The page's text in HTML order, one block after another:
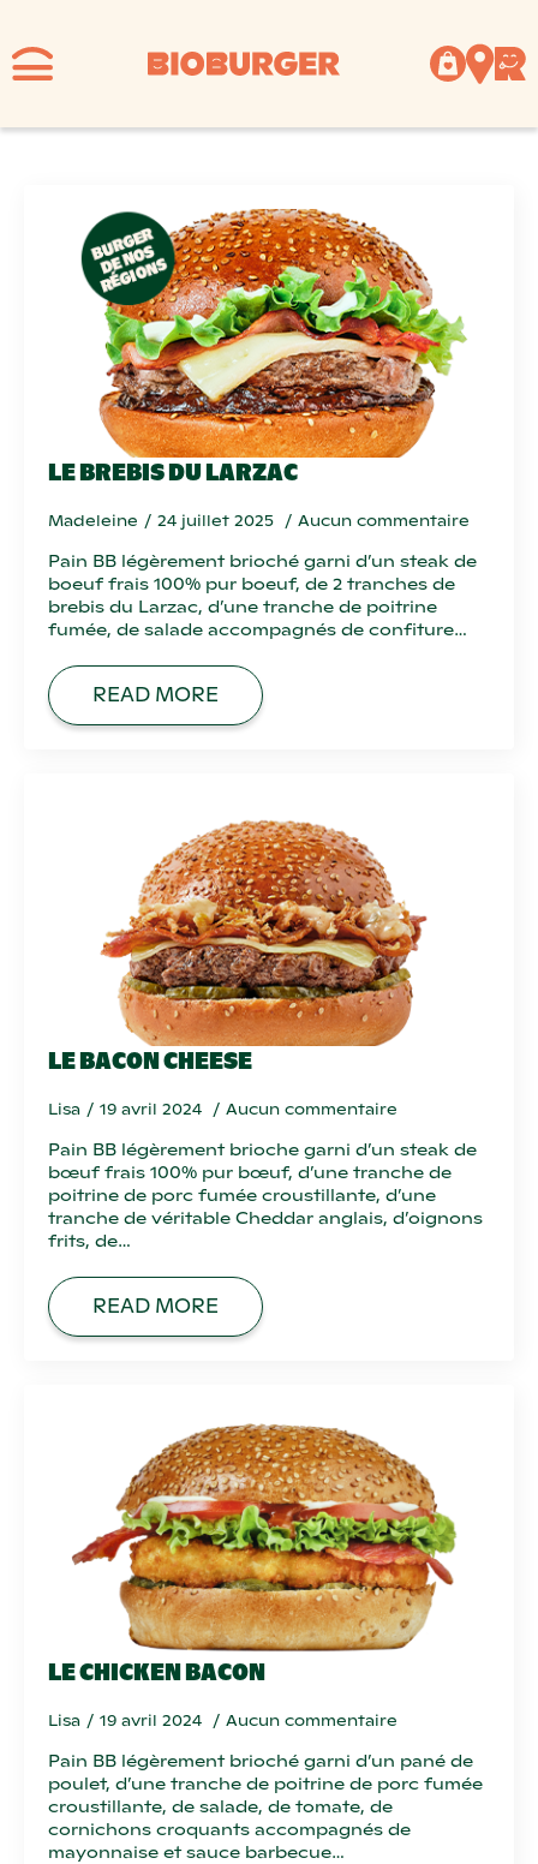
TYPE :BACON
LE BREBIS DU LARZAC
Madeleine 24 juillet 2025 Aucun commentaire
Pain BB légèrement brioché garni d’un steak de
boeuf frais 100% pur boeuf, de 2 tranches de
brebis du Larzac, d’une tranche de poitrine
fumée, de salade accompagnés de confiture…
READ MORE
LE BACON CHEESE
Lisa 19 avril 2024 Aucun commentaire
Pain BB légèrement brioche garni d’un steak de
bœuf frais 100% pur bœuf, d’une tranche de
poitrine de porc fumée croustillante, d’une
tranche de véritable Cheddar anglais, d’oignons
frits, de…
READ MORE
LE CHICKEN BACON
Lisa 19 avril 2024 Aucun commentaire
Pain BB légèrement brioché garni d’un pané de
poulet, d’une tranche de poitrine de porc fumée
croustillante, de salade, de tomate, de
cornichons croquants accompagnés de
mayonnaise et sauce barbecue…